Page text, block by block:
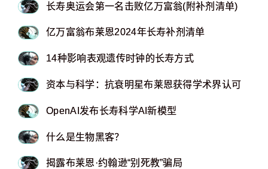
长寿奥运会第一名击败亿万富翁(附补剂清单)
亿万富翁布莱恩2024年长寿补剂清单
14种影响表观遗传时钟的长寿方式
资本与科学：抗衰明星布莱恩获得学术界认可
OpenAI发布长寿科学AI新模型
什么是生物黑客？
揭露布莱恩·约翰逊“别死教”骗局